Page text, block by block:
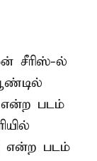
சீரிஸ்-ல்
படம்
என்ற படம்